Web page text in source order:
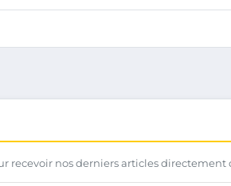
recevoir nos derniers articles